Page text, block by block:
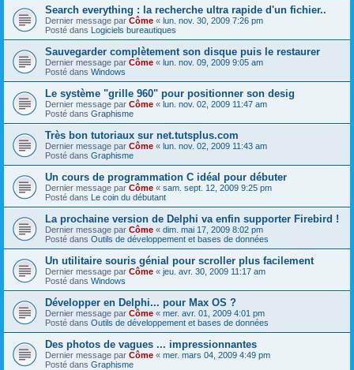
Search everything : la recherche ultra rapide d'un fichier..
Dernier message par Côme « lun. nov. 30, 2009 7:26 pm
Posté dans Logiciels bureautiques
Sauvegarder complètement son disque puis le restaurer
Dernier message par Côme « lun. nov. 09, 2009 9:05 am
Posté dans Windows
Le système "grille 960" pour positionner son desig
Dernier message par Côme « lun. nov. 02, 2009 11:47 am
Posté dans Graphisme
Très bon tutoriaux sur net.tutsplus.com
Dernier message par Côme « lun. nov. 02, 2009 11:43 am
Posté dans Graphisme
Un cours de programmation C idéal pour débuter
Dernier message par Côme « sam. sept. 12, 2009 9:25 pm
Posté dans Le coin du débutant
La prochaine version de Delphi va enfin supporter Firebird !
Dernier message par Côme « dim. mai 17, 2009 8:02 pm
Posté dans Outils de développement et bases de données
Un utilitaire souris génial pour scroller plus facilement
Dernier message par Côme « jeu. avr. 30, 2009 11:17 am
Posté dans Windows
Développer en Delphi... pour Max OS ?
Dernier message par Côme « mer. avr. 01, 2009 4:01 pm
Posté dans Outils de développement et bases de données
Des photos de vagues ... impressionnantes
Dernier message par Côme « mer. mars 04, 2009 4:49 pm
Posté dans Graphisme